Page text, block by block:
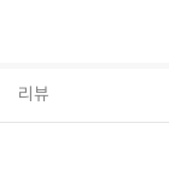
리뷰